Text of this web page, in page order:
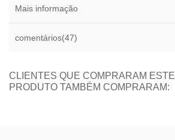
Mais informação
comentários(47)
CLIENTES QUE COMPRARAM ESTE
PRODUTO TAMBÉM COMPRARAM: